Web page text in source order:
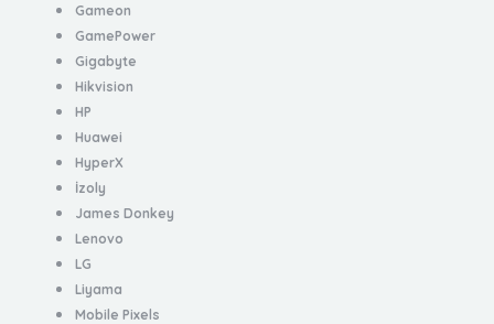
Gameon
GamePower
Gigabyte
Hikvision
HP
Huawei
HyperX
İzoly
James Donkey
Lenovo
LG
Liyama
Mobile Pixels